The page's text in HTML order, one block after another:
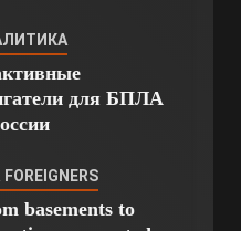
для БПЛА
FOREIGNERS
basements to